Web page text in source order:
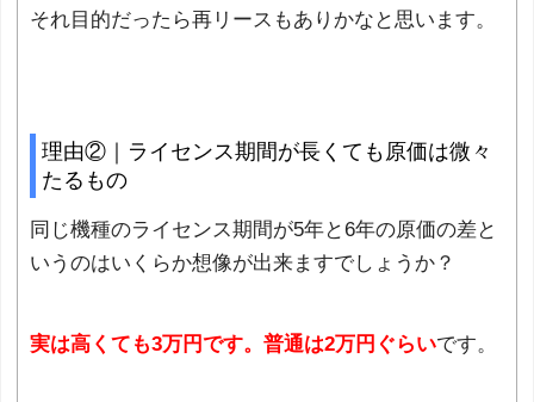
それ目的だったら再リースもありかなと思います。
理由②｜ライセンス期間が長くても原価は微々
たるもの
同じ機種のライセンス期間が5年と6年の原価の差と
いうのはいくらか想像が出来ますでしょうか？
実は高くても3万円です。普通は2万円ぐらいです。